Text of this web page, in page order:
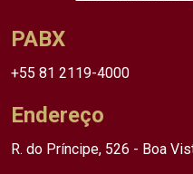
PABX
+55 81 2119-4000
Endereço
R. do Príncipe, 526 - Boa